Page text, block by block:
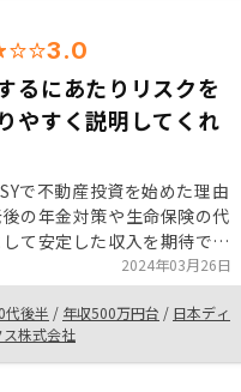
3.0
るにあたりリスクを
やすく説明してくれ
で不動産投資を始めた理由
後の年金対策や生命保険の代
て安定した収入を期待でき
と、信頼性の高いセールスと
件を提供しており、アプリ
に管理できることがよかった
た、購入後のアフターサー
いです。
2024年03月26日
代後半 / 年収500万円台 / 日本ディ
ス株式会社